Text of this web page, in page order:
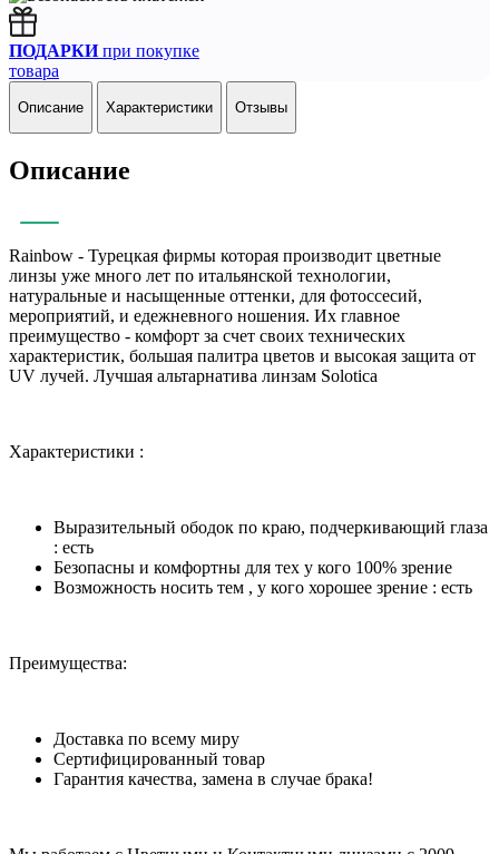
ПОДАРКИпри покупке
товара
Описание Характеристики Отзывы
Описание
Rainbow - Турецкая фирмы которая производит цветные
линзы уже много лет по итальянской технологии,
натуральные и насыщенные оттенки, для фотоссесий,
мероприятий, и едежневного ношения. Их главное
преимущество - комфорт за счет своих технических
характеристик, большая палитра цветов и высокая защита от
UV лучей. Лучшая альтарнатива линзам Solotica
Характеристики :
Выразительный ободок по краю, подчеркивающий глаза
: есть
Безопасны и комфортны для тех у кого 100% зрение
Возможность носить тем , у кого хорошее зрение : есть
Преимущества:
Доставка по всему миру
Сертифицированный товар
Гарантия качества, замена в случае брака!